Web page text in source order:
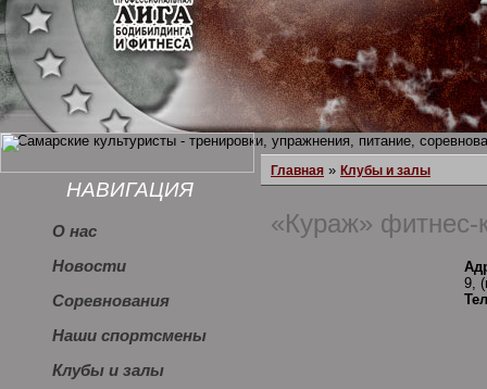
НАВИГАЦИЯ
О нас
Новости
Соревнования
Наши спортсмены
Клубы и залы
Главная » Клубы и залы
«Кураж» фитнес-
9,